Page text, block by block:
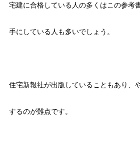
宅建に合格している人の多くはこの参考
手にしている人も多いでしょう。
住宅新報社が出版していることもあり、
するのが難点です。